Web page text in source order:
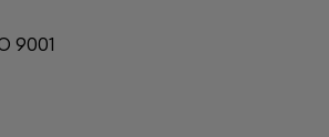
9001